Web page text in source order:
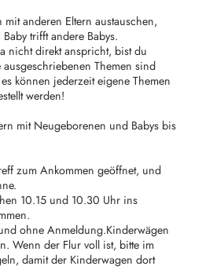
anderen Eltern austauschen,
trifft andere Babys.
nicht direkt anspricht, bist du
Themen sind
können jederzeit eigene Themen
werden!
mit Neugeborenen und Babys bis
zum Ankommen geöffnet, und
10.15 und 10.30 Uhr ins
ohne Anmeldung.Kinderwägen
Wenn der Flur voll ist, bitte im
damit der Kinderwagen dort